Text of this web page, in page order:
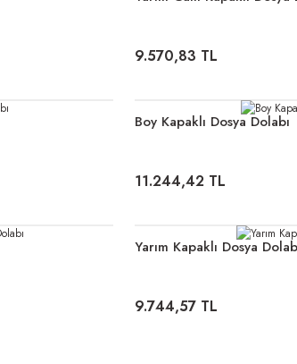
9.570,83 TL
Boy Kapaklı Dosya Dolabı
11.244,42 TL
Yarım Kapaklı Dosya
9.744,57 TL